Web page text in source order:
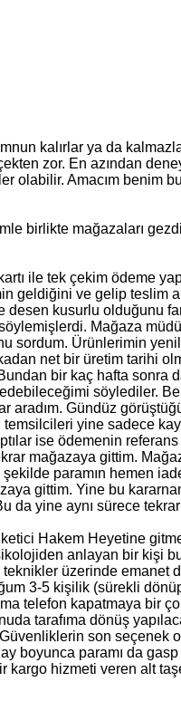
kalırlar ya da
zor. En azından
olabilir. Amacım benim
birlikte mağazaları
ile tek çekim ödeme
geldiğini ve gelip
kusurlu olduğunu
Mağaza
Ürünlerimin
net bir üretim tarihi
bir kaç hafta sonra
söylediler.
Gündüz
yine sadece
ise ödemenin
mağazaya gittim.
paramın hemen
gittim. Yine bu
da yine aynı sürece
Hakem Heyetine
anlayan bir kişi
teknikler üzerinde
3-5 kişilik (sürekli
telefon kapatmaya bir
tarafıma dönüş
son
boyunca paramı da
hizmeti veren alt